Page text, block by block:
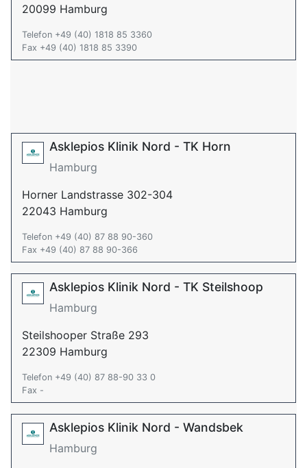
20099 Hamburg
Telefon +49 (40) 1818 85 3360
Fax +49 (40) 1818 85 3390
Asklepios Klinik Nord - TK Horn
Hamburg
Horner Landstrasse 302-304
22043 Hamburg
Telefon +49 (40) 87 88 90-360
Fax +49 (40) 87 88 90-366
Asklepios Klinik Nord - TK Steilshoop
Hamburg
Steilshooper Straße 293
22309 Hamburg
Telefon +49 (40) 87 88-90 33 0
Fax -
Asklepios Klinik Nord - Wandsbek
Hamburg